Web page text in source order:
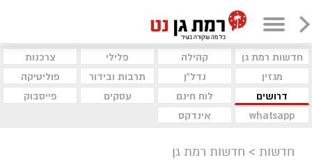
חדשות רמת גן קהילה פלילי
צרכנות
מגזין
נדל"ן תרבות ובידור
פוליטיקה
דרושים
לוח חינם עסקים
פייסבוק
whatsapp
אינדקס
חדשות > חדשות רמת גן